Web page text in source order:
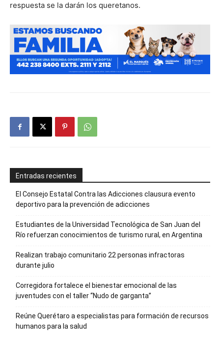
respuesta se la darán los queretanos.
Entradas recientes
El Consejo Estatal Contra las Adicciones clausura evento
deportivo para la prevención de adicciones
Estudiantes de la Universidad Tecnológica de San Juan del
Río refuerzan conocimientos de turismo rural, en Argentina
Realizan trabajo comunitario 22 personas infractoras
durante julio
Corregidora fortalece el bienestar emocional de las
juventudes con el taller ‘‘Nudo de garganta’’
Reúne Querétaro a especialistas para formación de recursos
humanos para la salud